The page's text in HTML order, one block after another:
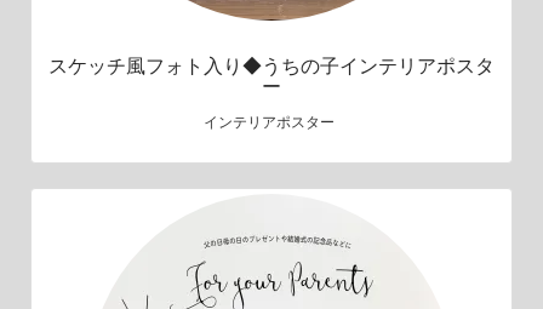
スケッチ風フォト入り◆うちの子インテリアポスタ
ー
インテリアポスター